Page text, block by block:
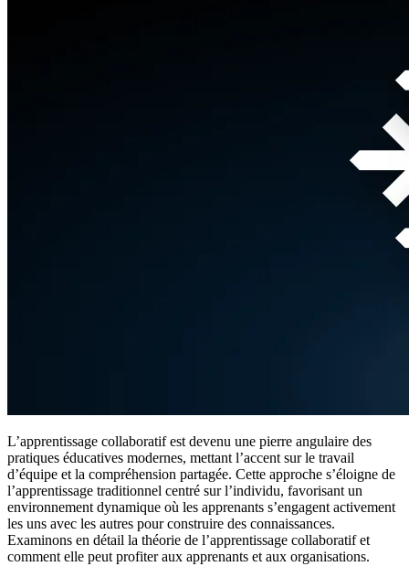
L’apprentissage collaboratif est devenu une pierre angulaire des
pratiques éducatives modernes, mettant l’accent sur le travail
d’équipe et la compréhension partagée. Cette approche s’éloigne de
l’apprentissage traditionnel centré sur l’individu, favorisant un
environnement dynamique où les apprenants s’engagent activement
les uns avec les autres pour construire des connaissances.
Examinons en détail la théorie de l’apprentissage collaboratif et
comment elle peut profiter aux apprenants et aux organisations.